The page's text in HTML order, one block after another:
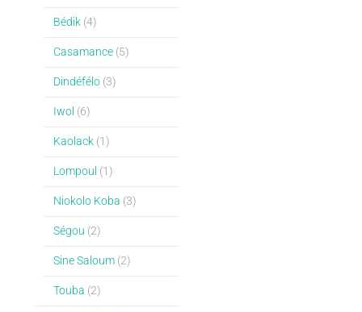
Bédik(4)
Casamance(5)
Dindéfélo(3)
Iwol (6)
Kaolack(1)
Lompoul (1)
Niokolo Koba (3)
Ségou (2)
Sine Saloum(2)
Touba (2)